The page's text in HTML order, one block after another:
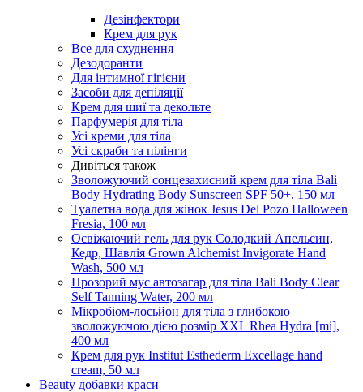
Дезінфектори
Крем для рук
Все для схуднення
Дезодоранти
Для інтимної гігієни
Засоби для депіляції
Крем для шиї та декольте
Парфумерія для тіла
Усі креми для тіла
Усі скраби та пілінги
Дивіться також
Зволожуючий сонцезахисний крем для тіла Bali
Body Hydrating Body Sunscreen SPF 50+, 150 мл
Туалетна вода для жінок Jesus Del Pozo Halloween
Fresia, 100 мл
Освіжаючий гель для рук Солодкий Апельсин,
Кедр, Шавлія Grown Alchemist Invigorate Hand
Wash, 500 мл
Прозорий мус автозагар для тіла Bali Body Clear
Self Tanning Water, 200 мл
Мікробіом-лосьйон для тіла з глибокою
зволожуючою дією розмір ХХL Rhea Hydra [mi],
400 мл
Крем для рук Institut Esthederm Excellage hand
cream, 50 мл
Beauty добавки краси